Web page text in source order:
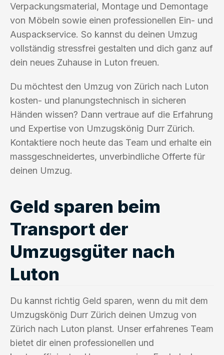
Verpackungsmaterial, Montage und Demontage
von Möbeln sowie einen professionellen Ein- und
Auspackservice. So kannst du deinen Umzug
vollständig stressfrei gestalten und dich ganz auf
dein neues Zuhause in Luton freuen.
Du möchtest den Umzug von Zürich nach Luton
kosten- und planungstechnisch in sicheren
Händen wissen? Dann vertraue auf die Erfahrung
und Expertise von Umzugskönig Durr Zürich.
Kontaktiere noch heute das Team und erhalte ein
massgeschneidertes, unverbindliche Offerte für
deinen Umzug.
Geld sparen beim
Transport der
Umzugsgüter nach
Luton
Du kannst richtig Geld sparen, wenn du mit dem
Umzugskönig Durr Zürich deinen Umzug von
Zürich nach Luton planst. Unser erfahrenes Team
bietet dir einen professionellen und